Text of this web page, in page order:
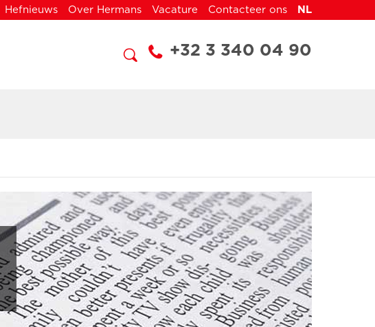
Hefnieuws Over Hermans Vacature Contacteer ons NL
+32 3 340 04 90